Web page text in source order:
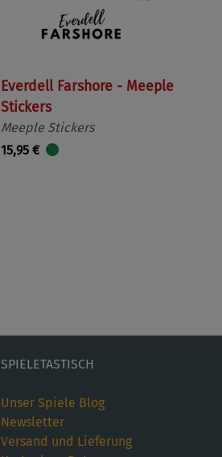
Everdell Farshore - Meeple
Stickers
Meeple Stickers
15,95 €
SPIELETASTISCH
Unser Spiele Blog
Newsletter
Versand und Lieferung